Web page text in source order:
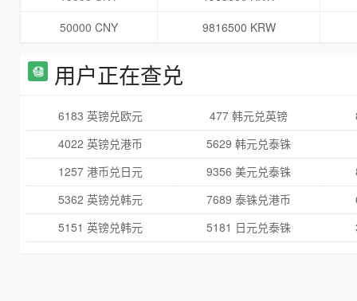
50000 CNY
9816500 KRW
用户正在查兑
6183 英镑兑欧元 477 韩元兑英镑
4022 英镑兑港币
5629 韩元兑泰铢
1257 港币兑日元
9356 美元兑泰铢
5362 英镑兑韩元
7689 泰铢兑港币
5151 英镑兑韩元
5181 日元兑泰铢